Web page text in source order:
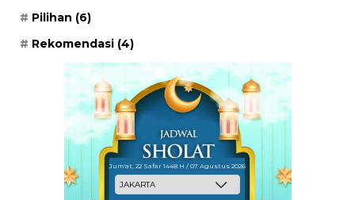
Pilihan (6)
Rekomendasi (4)
Jum'at, 22 Safar 1448 H / 07 Agustus 2026